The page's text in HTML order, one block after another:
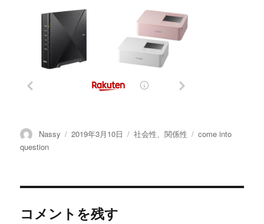
投
稿
Nassy
投
2019年3月10日
カ
社会性、関係性
タ
come into
question
コメントを残す